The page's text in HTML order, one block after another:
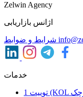
Zelwin Agency
اژانس بازاریابی
خدمات